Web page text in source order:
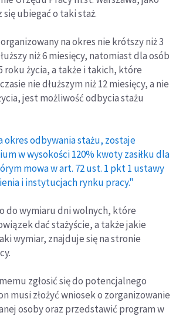
ubiegać o taki staż.
na okres nie krótszy niż 3
niż 6 miesięcy, natomiast dla osób
roku życia, a także i takich, które
nie dłuższym niż 12 miesięcy, a nie
jest możliwość odbycia stażu
odbywania stażu, zostaje
w wysokości 120% kwoty zasiłku dla
mowa w art. 72 ust. 1 pkt 1 ustawy
i instytucjach rynku pracy."
do wymiaru dni wolnych, które
dać stażyście, a także jakie
wymiar, znajduje się na stronie
zgłosić się do potencjalnego
musi złożyć wniosek o zorganizowanie
osoby oraz przedstawić program w